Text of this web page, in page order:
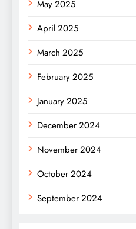
May 2025
April 2025
March 2025
February 2025
January 2025
December 2024
November 2024
October 2024
September 2024